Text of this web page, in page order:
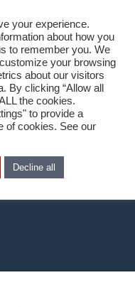
PL
finansowe
your experience.
about how you
to remember you. We
your browsing
about our visitors
By clicking “Allow all
the cookies.
to provide a
of cookies. See our
Decline all